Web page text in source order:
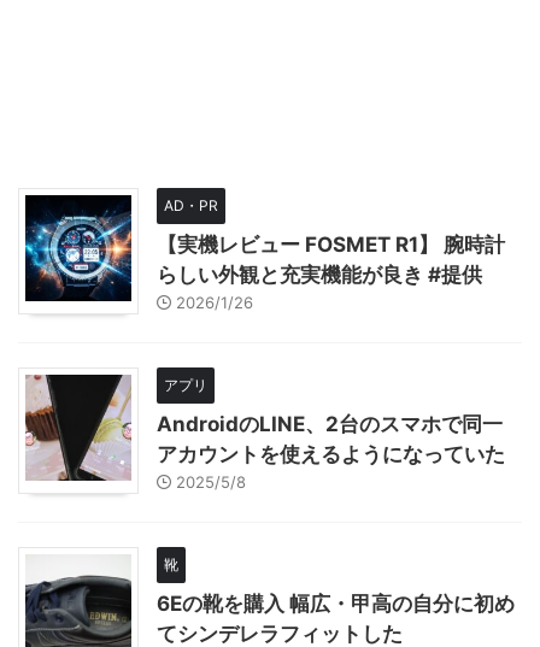
AD・PR
【実機レビュー FOSMET R1】 腕時計
らしい外観と充実機能が良き #提供
2026/1/26
アプリ
AndroidのLINE、2台のスマホで同一
アカウントを使えるようになっていた
2025/5/8
靴
6Eの靴を購入 幅広・甲高の自分に初め
てシンデレラフィットした